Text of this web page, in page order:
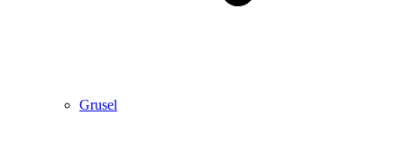
Grusel